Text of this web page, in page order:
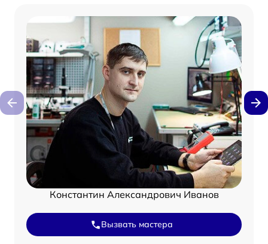
Константин Александрович Иванов
Вызвать мастера